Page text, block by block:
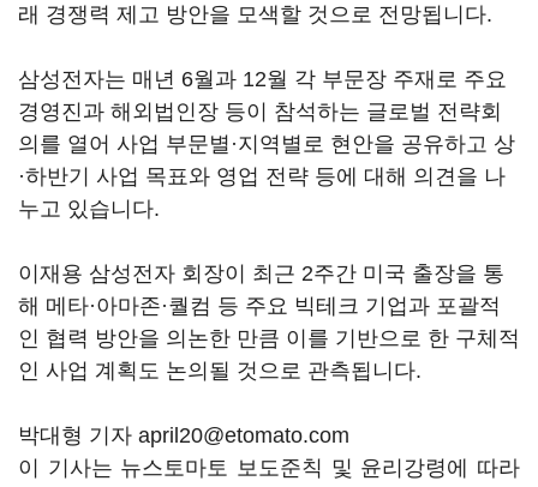
래 경쟁력 제고 방안을 모색할 것으로 전망됩니다.
삼성전자는 매년 6월과 12월 각 부문장 주재로 주요
경영진과 해외법인장 등이 참석하는 글로벌 전략회
의를 열어 사업 부문별·지역별로 현안을 공유하고 상
·하반기 사업 목표와 영업 전략 등에 대해 의견을 나
누고 있습니다.
이재용 삼성전자 회장이 최근 2주간 미국 출장을 통
해 메타·아마존·퀄컴 등 주요 빅테크 기업과 포괄적
인 협력 방안을 의논한 만큼 이를 기반으로 한 구체적
인 사업 계획도 논의될 것으로 관측됩니다.
박대형 기자 april20@etomato.com
이 기사는 뉴스토마토 보도준칙 및 윤리강령에 따라